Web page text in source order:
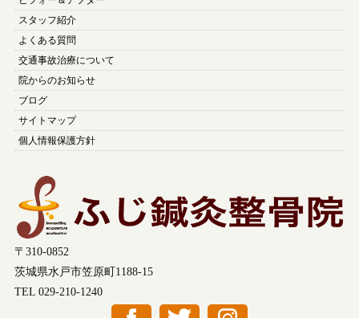
スタッフ紹介
よくある質問
交通事故治療について
院からのお知らせ
ブログ
サイトマップ
個人情報保護方針
〒310-0852
茨城県水戸市笠原町1188-15
TEL 029-210-1240